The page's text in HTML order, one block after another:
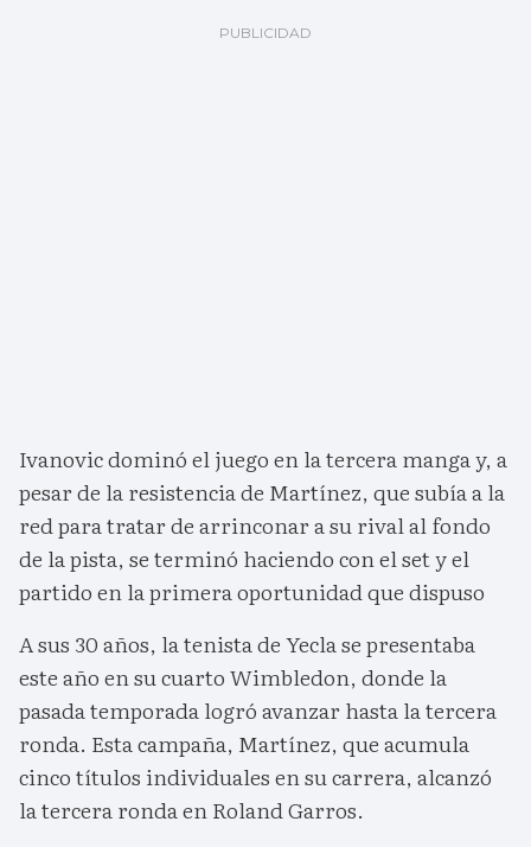
Ivanovic dominó el juego en la tercera manga y, a
pesar de la resistencia de Martínez, que subía a la
red para tratar de arrinconar a su rival al fondo
de la pista, se terminó haciendo con el set y el
partido en la primera oportunidad que dispuso
A sus 30 años, la tenista de Yecla se presentaba
este año en su cuarto Wimbledon, donde la
pasada temporada logró avanzar hasta la tercera
ronda. Esta campaña, Martínez, que acumula
cinco títulos individuales en su carrera, alcanzó
la tercera ronda en Roland Garros.